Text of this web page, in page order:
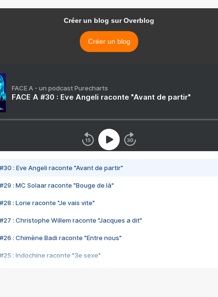
Créer un blog sur Overblog
Créer un blog
FACE A - un podcast Purecharts
FACE A #30 : Eve Angeli raconte "Avant de partir"
#30 : Eve Angeli raconte "Avant de partir"
#29 : MC Solaar raconte "Bouge de là"
#28 : Lorie raconte "Je vais vite"
#27 : Christophe Willem raconte "Jacques a dit"
#26 : Chimène Badi raconte "Entre nous"
#25 : Indochine raconte "3e sexe"